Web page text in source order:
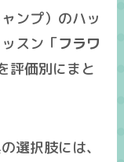
ンプ）のハッ
スン「フラワ
評価別にまと
選択肢には、